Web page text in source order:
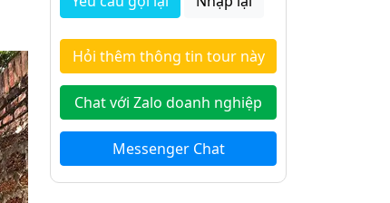
Hỏi thêm thông tin tour này
Chat với Zalo doanh nghiệp
Messenger Chat